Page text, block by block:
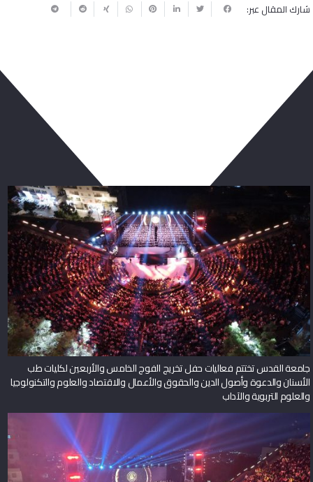
شارك المقال عبر:
جامعة القدس تختتم فعاليات حفل تخريج الفوج الخامس والأربعين لكليات طب
الأسنان والدعوة وأصول الدين والحقوق والأعمال والاقتصاد والعلوم والتكنولوجيا
والعلوم التربوية والآداب